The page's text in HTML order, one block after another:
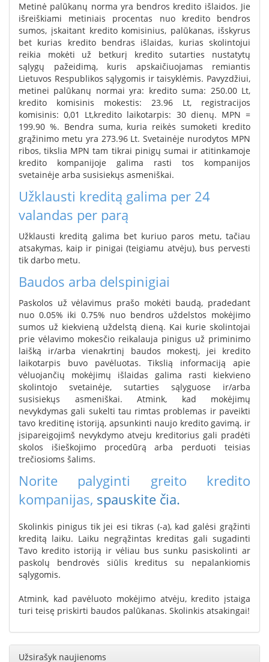
Metinė palūkanų norma yra bendros kredito išlaidos. Jie
išreiškiami metiniais procentas nuo kredito bendros
sumos, įskaitant kredito komisinius, palūkanas, išskyrus
bet kurias kredito bendras išlaidas, kurias skolintojui
reikia mokėti už betkurį kredito sutarties nustatytų
sąlygų pažeidimą, kuris apskaičiuojamas remiantis
Lietuvos Respublikos sąlygomis ir taisyklėmis. Pavyzdžiui,
metinei palūkanų normai yra: kredito suma: 250.00 Lt,
kredito komisinis mokestis: 23.96 Lt, registracijos
komisinis: 0,01 Lt,kredito laikotarpis: 30 dienų. MPN =
199.90 %. Bendra suma, kuria reikės sumoketi kredito
grąžinimo metu yra 273.96 Lt. Svetainėje nurodytos MPN
ribos, tikslia MPN tam tikrai pinigų sumai ir atitinkamoje
kredito kompanijoje galima rasti tos kompanijos
svetainėje arba susisiekųs asmeniškai.
Užklausti kreditą galima per 24
valandas per parą
Užklausti kreditą galima bet kuriuo paros metu, tačiau
atsakymas, kaip ir pinigai (teigiamu atvėju), bus pervesti
tik darbo metu.
Baudos arba delspinigiai
Paskolos už vėlavimus prašo mokėti baudą, pradedant
nuo 0.05% iki 0.75% nuo bendros uždelstos mokėjimo
sumos už kiekvieną uždelstą dieną. Kai kurie skolintojai
prie vėlavimo mokesčio reikalauja pinigus už priminimo
laišką ir/arba vienakrtinį baudos mokestį, jei kredito
laikotarpis buvo pavėluotas. Tikslią informaciją apie
vėluojančių mokėjimų išlaidas galima rasti kiekvieno
skolintojo svetainėje, sutarties sąlyguose ir/arba
susisiekųs asmeniškai. Atmink, kad mokėjimų
nevykdymas gali sukelti tau rimtas problemas ir paveikti
tavo kreditinę istoriją, apsunkinti naujo kredito gavimą, ir
įsipareigojimš nevykdymo atveju kreditorius gali pradėti
skolos išieškojimo procedūrą arba perduoti teisias
trečiosioms šalims.
Norite palyginti greito kredito
kompanijas, spauskite čia.
Skolinkis pinigus tik jei esi tikras (-a), kad galėsi grąžinti
kreditą laiku. Laiku negrąžintas kreditas gali sugadinti
Tavo kredito istoriją ir vėliau bus sunku pasiskolinti ar
paskolų bendrovės siūlis kreditus su nepalankiomis
sąlygomis.
Atmink, kad pavėluoto mokėjimo atvėju, kredito įstaiga
turi teisę priskirti baudos palūkanas. Skolinkis atsakingai!
Užsirašyk naujienoms